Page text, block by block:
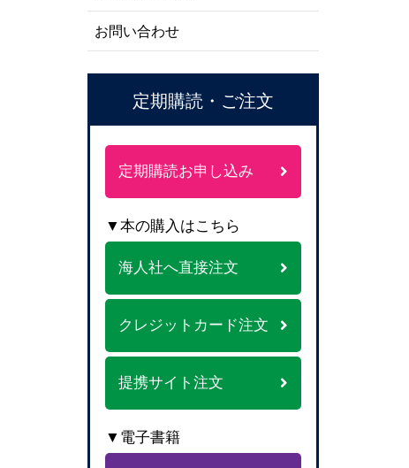
お問い合わせ
定期購読・ご注文
定期購読お申し込み
▼本の購入はこちら
海人社へ直接注文
クレジットカード注文
提携サイト注文
▼電子書籍